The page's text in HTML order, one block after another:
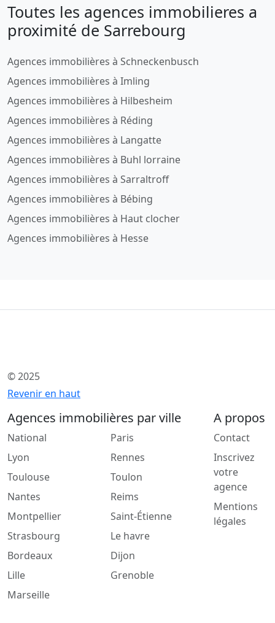
Toutes les agences immobilieres a
proximité de Sarrebourg
Agences immobilières à Schneckenbusch
Agences immobilières à Imling
Agences immobilières à Hilbesheim
Agences immobilières à Réding
Agences immobilières à Langatte
Agences immobilières à Buhl lorraine
Agences immobilières à Sarraltroff
Agences immobilières à Bébing
Agences immobilières à Haut clocher
Agences immobilières à Hesse
© 2025
Revenir en haut
Agences immobilières par ville
National
Lyon
Toulouse
Nantes
Montpellier
Strasbourg
Bordeaux
Lille
Marseille
Paris
Rennes
Toulon
Reims
Saint-Étienne
Le havre
Dijon
Grenoble
A propos
Contact
Inscrivez
votre
agence
Mentions
légales